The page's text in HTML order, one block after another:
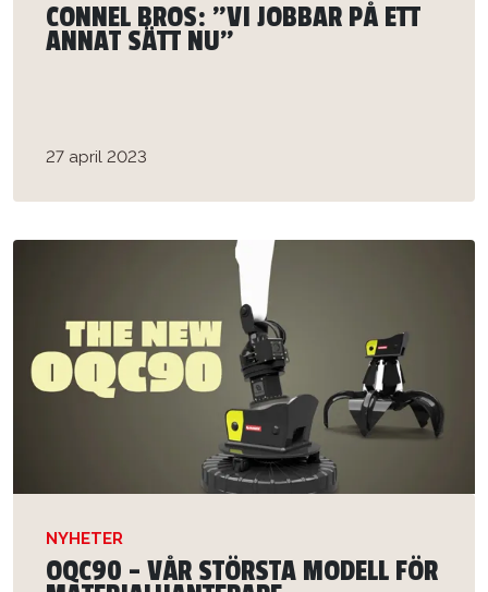
CONNEL BROS: ”VI JOBBAR PÅ ETT
ANNAT SÄTT NU”
27 april 2023
NYHETER
OQC90 - VÅR STÖRSTA MODELL FÖR